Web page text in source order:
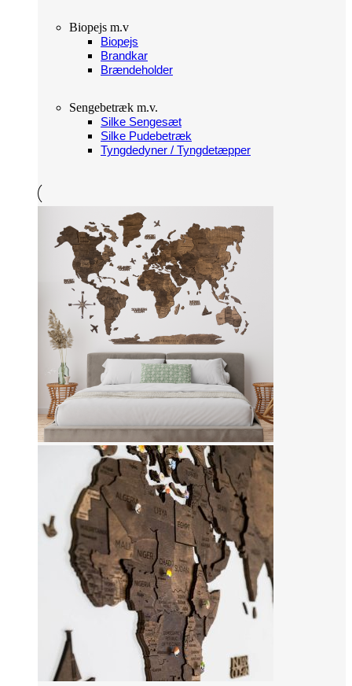
Biopejs m.v
Biopejs
Brandkar
Brændeholder
Sengebetræk m.v.
Silke Sengesæt
Silke Pudebetræk
Tyngdedyner / Tyngdetæpper